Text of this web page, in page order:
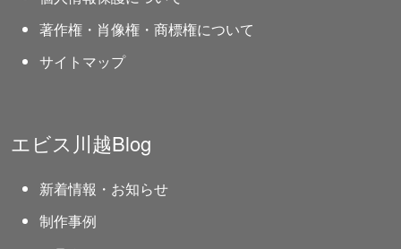
著作権・肖像権・商標権について
サイトマップ
エビス川越Blog
新着情報・お知らせ
制作事例